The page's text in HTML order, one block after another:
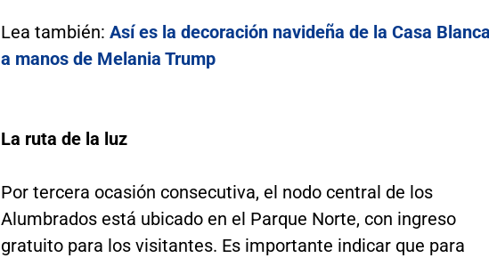
Lea también: Así es la decoración navideña de la Casa Blanca
a manos de Melania Trump
La ruta de la luz
Por tercera ocasión consecutiva, el nodo central de los
Alumbrados está ubicado en el Parque Norte, con ingreso
gratuito para los visitantes. Es importante indicar que para